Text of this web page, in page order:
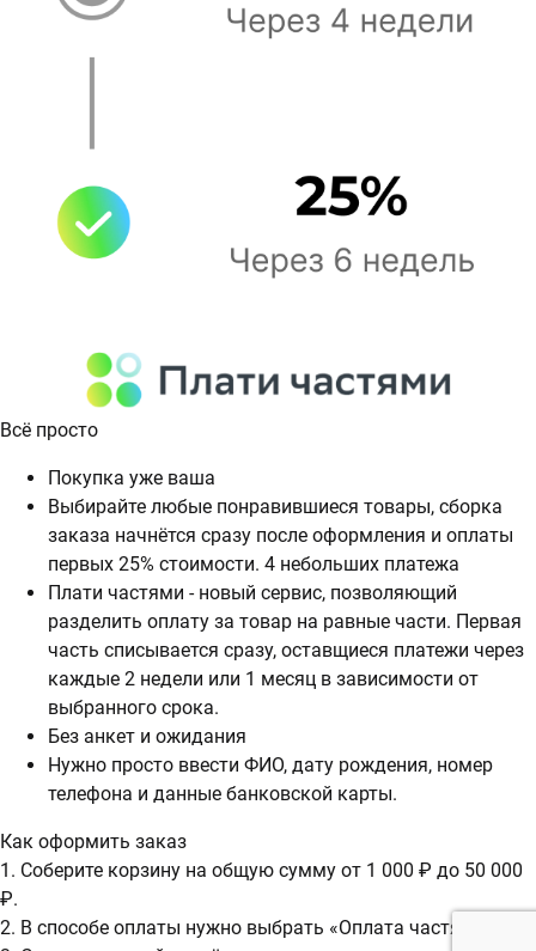
Всё просто
Покупка уже ваша
Выбирайте любые понравившиеся товары, сборка
заказа начнётся сразу после оформления и оплаты
первых 25% стоимости. 4 небольших платежа
Плати частями - новый сервис, позволяющий
разделить оплату за товар на равные части. Первая
часть списывается сразу, оставщиеся платежи через
каждые 2 недели или 1 месяц в зависимости от
выбранного срока.
Без анкет и ожидания
Нужно просто ввести ФИО, дату рождения, номер
телефона и данные банковской карты.
Как оформить заказ
1. Соберите корзину на общую сумму от 1 000 ₽ до 50 000
₽.
2. В способе оплаты нужно выбрать «Оплата частями».